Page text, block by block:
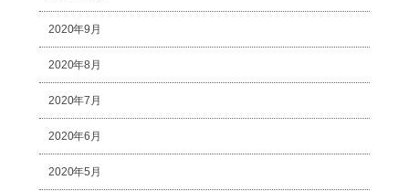
2020年9月
2020年8月
2020年7月
2020年6月
2020年5月